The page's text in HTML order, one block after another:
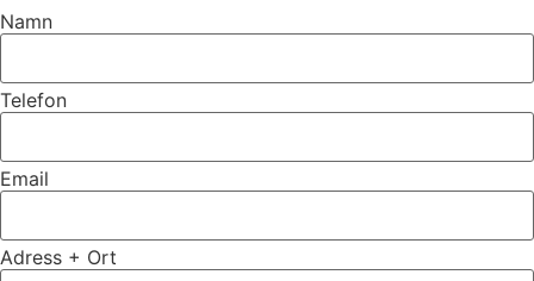
Namn
Telefon
Email
Adress + Ort